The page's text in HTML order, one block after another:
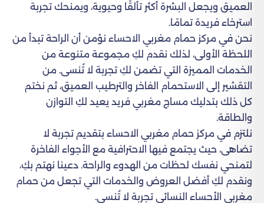
العميق ويجعل البشرة أكثر تألقًا وحيوية، ويمنحك تجربة
استرخاء فريدة تمامًا.
نحن في مركز حمام مغربي الاحساء نؤمن أن الراحة تبدأ من
اللحظة الأولى، لذلك نقدم لكِ مجموعة متنوعة من
الخدمات المميزة التي تضمن لكِ تجربة لا تُنسى. من
التقشير إلى الاستحمام الفاخر والترطيب العميق، ثم نختم
كل ذلك بتدليك مساج مغربي فريد يعيد لكِ التوازن
والطاقة.
نلتزم في مركز حمام مغربي الاحساء بتقديم تجربة لا
تضاهى، حيث يجتمع فيها الاحترافية مع الأجواء الفاخرة
لتمنحي نفسك لحظات من الهدوء والراحة. دعينا نهتم بكِ،
ونقدم لكِ أفضل العروض والخدمات التي تجعل من حمام
مغربي الأحساء النسائي تجربة لا تُنسى.